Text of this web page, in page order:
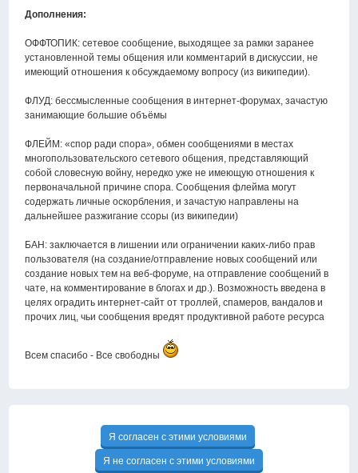
Дополнения:
ОФФТОПИК: сетевое сообщение, выходящее за рамки заранее
установленной темы общения или комментарий в дискуссии, не
имеющий отношения к обсуждаемому вопросу (из википедии).
ФЛУД: бессмысленные сообщения в интернет-форумах, зачастую
занимающие большие объёмы
ФЛЕЙМ: «спор ради спора», обмен сообщениями в местах
многопользовательского сетевого общения, представляющий
собой словесную войну, нередко уже не имеющую отношения к
первоначальной причине спора. Сообщения флейма могут
содержать личные оскорбления, и зачастую направлены на
дальнейшее разжигание ссоры (из википедии)
БАН: заключается в лишении или ограничении каких-либо прав
пользователя (на создание/отправление новых сообщений или
создание новых тем на веб-форуме, на отправление сообщений в
чате, на комментирование в блогах и др.). Возможность введена в
целях оградить интернет-сайт от троллей, спамеров, вандалов и
прочих лиц, чьи сообщения вредят продуктивной работе ресурса
Всем спасибо - Все свободны